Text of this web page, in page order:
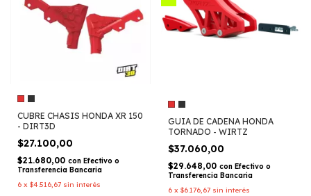
CUBRE CHASIS HONDA XR 150
- DIRT3D
$27.100,00
$21.680,00 con Efectivo o
Transferencia Bancaria
6 x $4.516,67 sin interés
GUIA DE CADENA HONDA
TORNADO - WIRTZ
$37.060,00
$29.648,00 con Efectivo o
Transferencia Bancaria
6 x $6.176,67 sin interés